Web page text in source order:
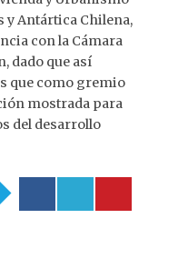
y Antártica Chilena,
con la Cámara
dado que así
que como gremio
mostrada para
del desarrollo